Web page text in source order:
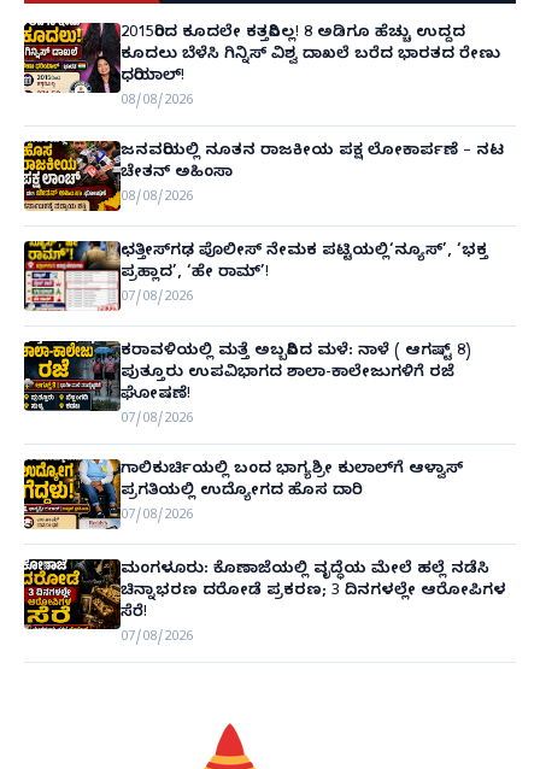
2015ರಿಂದ ಕೂದಲೇ ಕತ್ತರಿಸಿಲ್ಲ! 8 ಅಡಿಗೂ ಹೆಚ್ಚು ಉದ್ದದ
ಕೂದಲು ಬೆಳೆಸಿ ಗಿನ್ನಿಸ್ ವಿಶ್ವ ದಾಖಲೆ ಬರೆದ ಭಾರತದ ರೇಣು
ಧರಿಯಾಲ್!
08/08/2026
ಜನವರಿಯಲ್ಲಿ ನೂತನ ರಾಜಕೀಯ ಪಕ್ಷ ಲೋಕಾರ್ಪಣೆ – ನಟ
ಚೇತನ್ ಅಹಿಂಸಾ
08/08/2026
ಛತ್ತೀಸ್‌ಗಢ ಪೊಲೀಸ್ ನೇಮಕ ಪಟ್ಟಿಯಲ್ಲಿ‘ನ್ಯೂಸ್’, ‘ಭಕ್ತ
ಪ್ರಹ್ಲಾದ’, ‘ಹೇ ರಾಮ್’!
07/08/2026
ಕರಾವಳಿಯಲ್ಲಿ ಮತ್ತೆ ಅಬ್ಬರಿಸಿದ ಮಳೆ: ನಾಳೆ ( ಆಗಷ್ಟ್ 8)
ಪುತ್ತೂರು ಉಪವಿಭಾಗದ ಶಾಲಾ-ಕಾಲೇಜುಗಳಿಗೆ ರಜೆ
ಘೋಷಣೆ!
07/08/2026
ಗಾಲಿಕುರ್ಚಿಯಲ್ಲಿ ಬಂದ ಭಾಗ್ಯಶ್ರೀ ಕುಲಾಲ್‌ಗೆ ಆಳ್ವಾಸ್
ಪ್ರಗತಿಯಲ್ಲಿ ಉದ್ಯೋಗದ ಹೊಸ ದಾರಿ
07/08/2026
ಮಂಗಳೂರು: ಕೊಣಾಜೆಯಲ್ಲಿ ವೃದ್ಧೆಯ ಮೇಲೆ ಹಲ್ಲೆ ನಡೆಸಿ
ಚಿನ್ನಾಭರಣ ದರೋಡೆ ಪ್ರಕರಣ; 3 ದಿನಗಳಲ್ಲೇ ಆರೋಪಿಗಳ
ಸೆರೆ!
07/08/2026